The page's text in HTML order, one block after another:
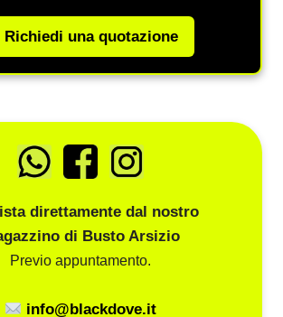
Richiedi una quotazione
direttamente dal nostro
di Busto Arsizio
Previo appuntamento.
info@blackdove.it